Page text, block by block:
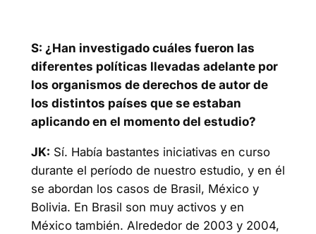
S: ¿Han investigado cuáles fueron las
diferentes políticas llevadas adelante por
los organismos de derechos de autor de
los distintos países que se estaban
aplicando en el momento del estudio?
JK: Sí. Había bastantes iniciativas en curso
durante el período de nuestro estudio, y en él
se abordan los casos de Brasil, México y
Bolivia. En Brasil son muy activos y en
México también. Alrededor de 2003 y 2004,